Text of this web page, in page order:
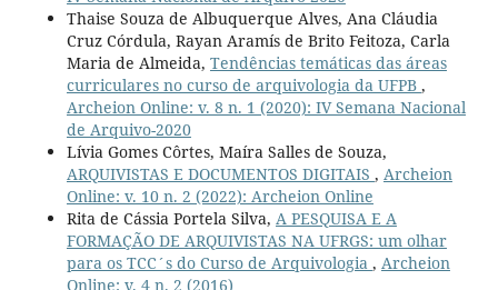
Thaise Souza de Albuquerque Alves, Ana Cláudia
Cruz Córdula, Rayan Aramís de Brito Feitoza, Carla
Maria de Almeida, Tendências temáticas das áreas
curriculares no curso de arquivologia da UFPB ,
Archeion Online: v. 8 n. 1 (2020): IV Semana Nacional
de Arquivo-2020
Lívia Gomes Côrtes, Maíra Salles de Souza,
ARQUIVISTAS E DOCUMENTOS DIGITAIS , Archeion
Online: v. 10 n. 2 (2022): Archeion Online
Rita de Cássia Portela Silva, A PESQUISA E A
FORMAÇÃO DE ARQUIVISTAS NA UFRGS: um olhar
para os TCC´s do Curso de Arquivologia , Archeion
Online: v. 4 n. 2 (2016)